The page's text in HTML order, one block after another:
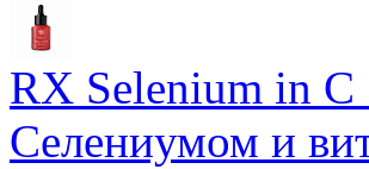
RX Selenium in
Селениумом и